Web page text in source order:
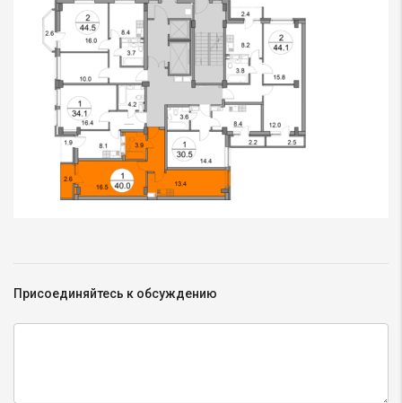
Присоединяйтесь к обсуждению